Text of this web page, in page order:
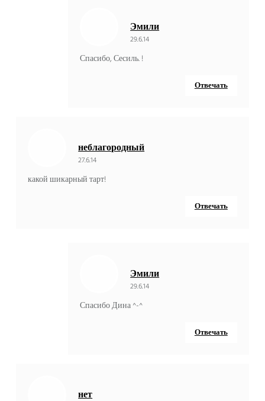
Эмили
29.6.14
Спасибо, Сесиль. !
Отвечать
неблагородный
27.6.14
какой шикарный тарт!
Отвечать
Эмили
29.6.14
Спасибо Дина ^-^
Отвечать
нет